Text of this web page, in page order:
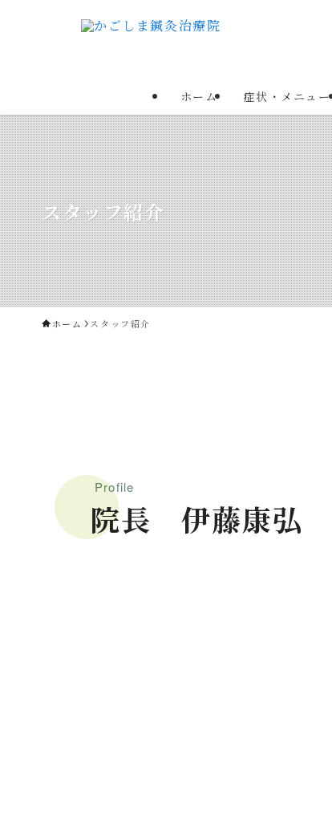
ホーム 症状・メニュー
スタッフ紹介
ホーム スタッフ紹介
Profile
院長 伊藤康弘